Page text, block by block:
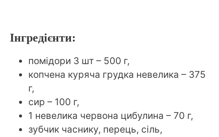
Інгредієнти:
помідори 3 шт – 500 г,
копчена куряча грудка невелика – 375
г,
сир – 100 г,
1 невелика червона цибулина – 70 г,
зубчик часнику, перець, сіль,